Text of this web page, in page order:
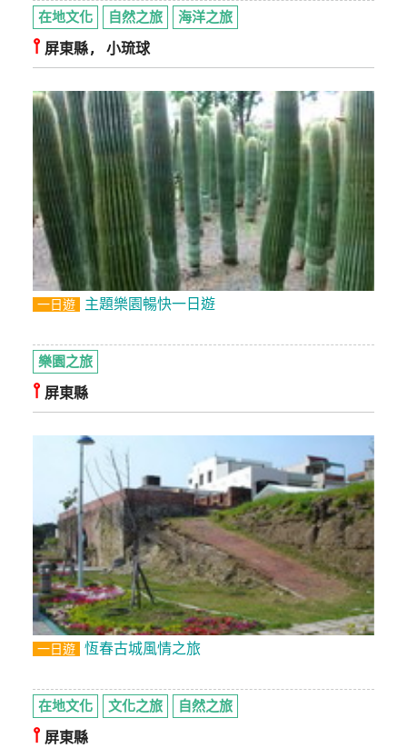
在地文化 自然之旅 海洋之旅
⫯ 屏東縣, 小琉球
一日遊 主題樂園暢快一日遊
樂園之旅
⫯ 屏東縣
一日遊 恆春古城風情之旅
在地文化 文化之旅 自然之旅
⫯ 屏東縣